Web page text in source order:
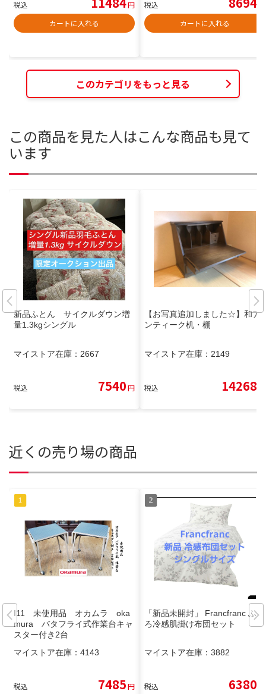
税込
円
カートに入れる
税込
カートに入れる
このカテゴリをもっと見る
この商品を見た人はこんな商品も見て
います
新品ふとん サイクルダウン増
量1.3kgシングル
マイストア在庫： 2667
税込 7540円
【お写真追加しました☆】和ア
ンティーク机・棚
マイストア在庫： 2149
税込 14268
近くの売り場の商品
I11 未使用品 オカムラ oka
mura バタフライ式作業台キャ
スター付き2台
マイストア在庫： 4143
税込 7485円
「新品未開封」 Francfranc ふわ
ろ冷感肌掛け布団セット
マイストア在庫： 3882
税込 6380